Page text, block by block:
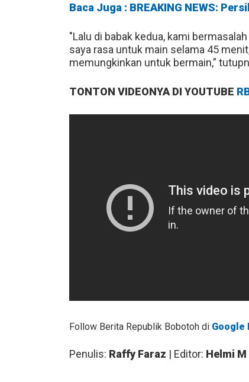
Baca Juga : BREAKING NEWS:
"Lalu di babak kedua, kami
saya rasa untuk main selama 45
memungkinkan untuk bermain,”
TONTON VIDEONYA DI YOUTUBE
Follow Berita Republik Bobotoh di Google
Penulis: Raffy Faraz | Editor: Helmi